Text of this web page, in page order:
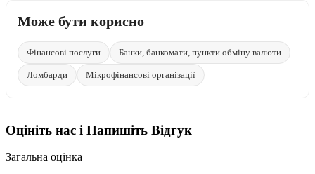
Може бути корисно
Фінансові послуги Банки, банкомати, пункти обміну валюти
Ломбарди Мікрофінансові організації
Оцініть нас і Напишіть Відгук
Загальна оцінка